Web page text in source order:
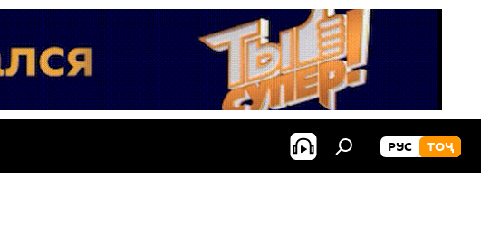
РУС ТОҶ